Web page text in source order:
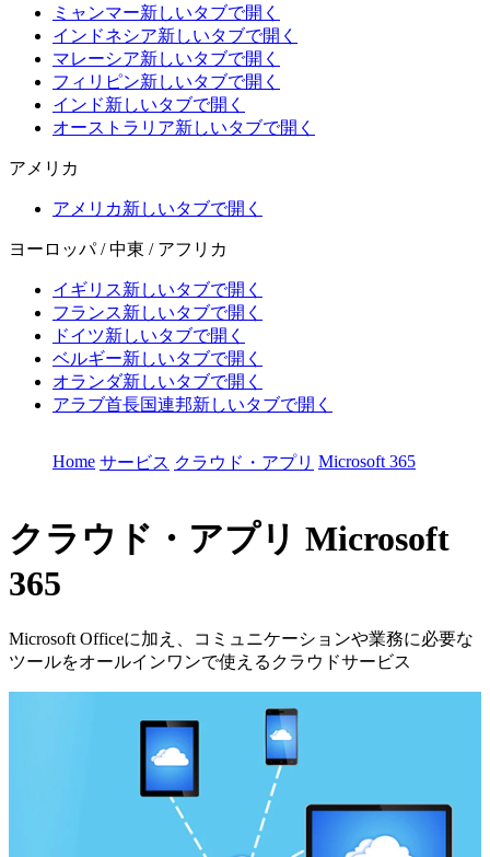
ミャンマー新しいタブで開く
インドネシア新しいタブで開く
マレーシア新しいタブで開く
フィリピン新しいタブで開く
インド新しいタブで開く
オーストラリア新しいタブで開く
アメリカ
アメリカ新しいタブで開く
ヨーロッパ / 中東 / アフリカ
イギリス新しいタブで開く
フランス新しいタブで開く
ドイツ新しいタブで開く
ベルギー新しいタブで開く
オランダ新しいタブで開く
アラブ首長国連邦新しいタブで開く
Home サービス クラウド・アプリ Microsoft 365
クラウド・アプリ Microsoft
365
Microsoft Officeに加え、コミュニケーションや業務に必要な
ツールをオールインワンで使えるクラウドサービス